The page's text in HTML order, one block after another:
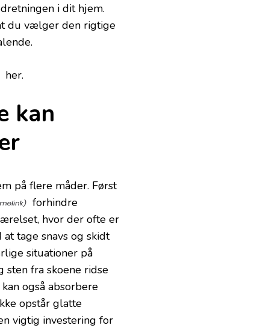
i dit hjem.
du vælger den rigtige
her.
kan
på flere måder. Først
forhindre
hvor der ofte er
tage snavs og skidt
situationer på
fra skoene ridse
også absorbere
opstår glatte
vigtig investering for